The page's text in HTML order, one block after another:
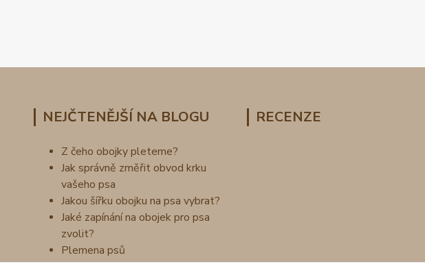
NEJČTENĚJŠÍ NA BLOGU
Z čeho obojky pleteme?
Jak správně změřit obvod krku
vašeho psa
Jakou šířku obojku na psa vybrat?
Jaké zapínání na obojek pro psa
zvolit?
Plemena psů
RECENZE